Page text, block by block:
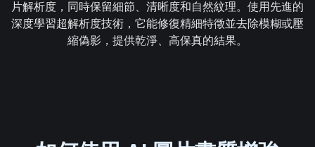
片解析度，同時保留細節、清晰度和自然紋理。使用先進的
深度學習超解析度技術，它能修復精細特徵並去除模糊或壓
縮偽影，提供乾淨、高保真的結果。